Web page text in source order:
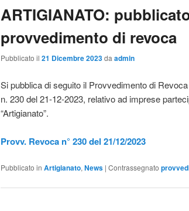
ARTIGIANATO:
provvedimento di revoca
Pubblicato il 21 Dicembre 2023da admin
Si pubblica di seguito il Provvedimento di
n. 230 del 21-12-2023, relativo ad imprese
“Artigianato”.
Provv. Revoca n° 230 del 21/12/2023
Pubblicato in Artigianato,News | Contrassegnato